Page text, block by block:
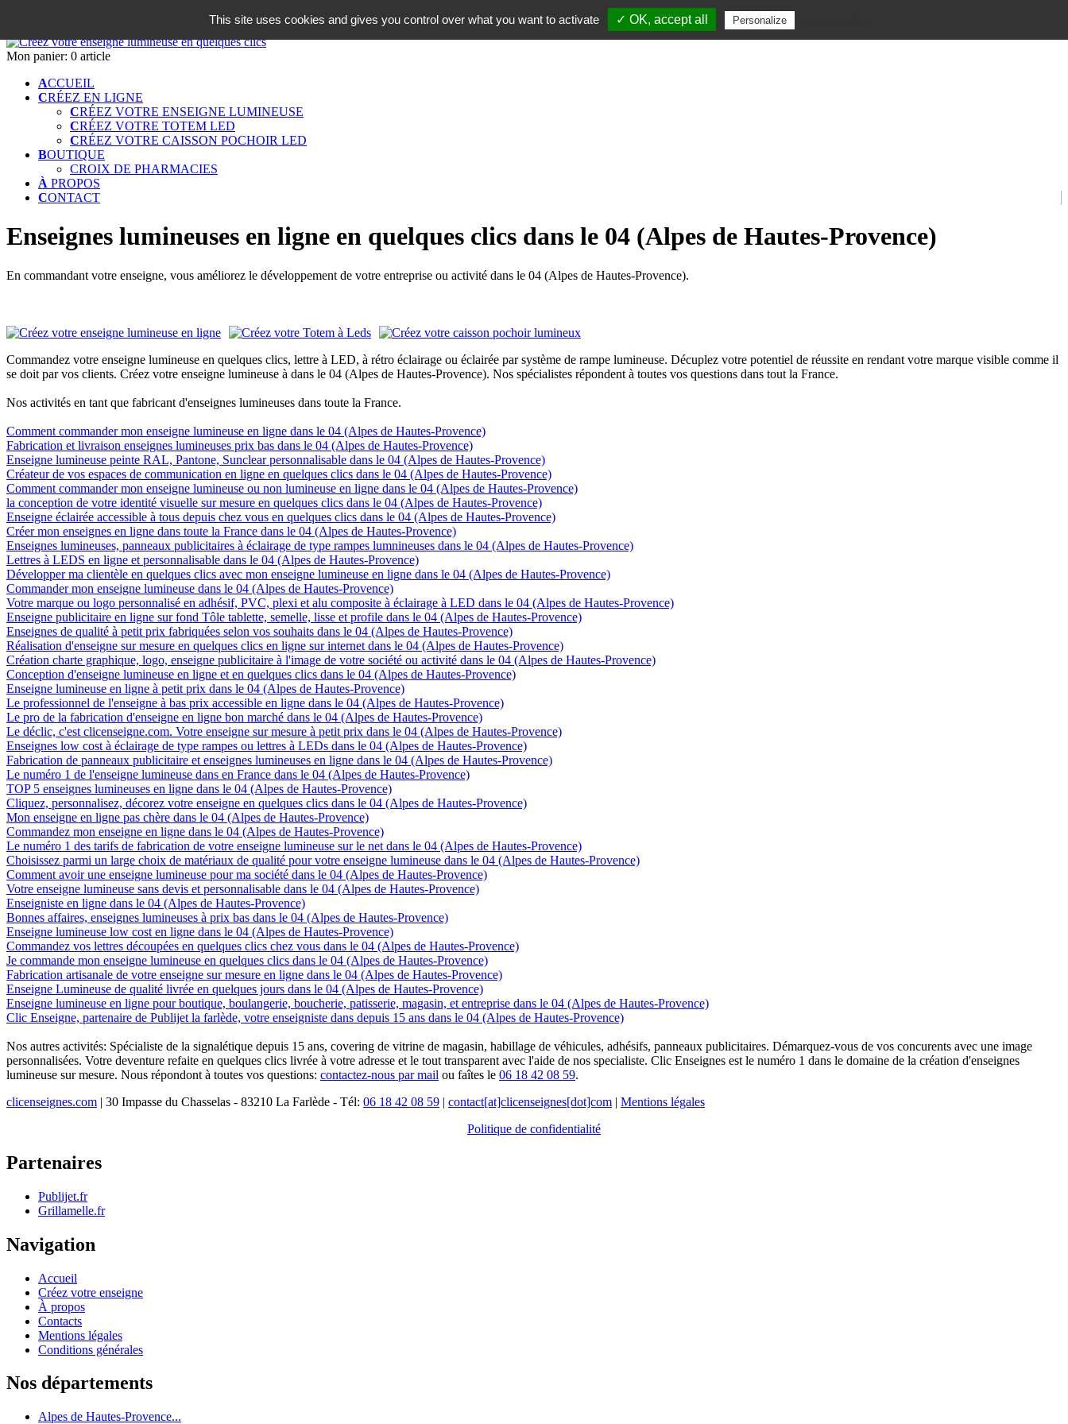
Mon panier: 0 article
ACCUEIL
CRÉEZ EN LIGNE
CRÉEZ VOTRE ENSEIGNE LUMINEUSE
CRÉEZ VOTRE TOTEM LED
CRÉEZ VOTRE CAISSON POCHOIR LED
BOUTIQUE
CROIX DE PHARMACIES
À PROPOS
CONTACT
Enseignes lumineuses en ligne en quelques clics dans le 04 (Alpes de Hautes-Provence)
En commandant votre enseigne, vous améliorez le développement de votre entreprise ou activité dans le 04 (Alpes de Hautes-Provence).
Commandez votre enseigne lumineuse en quelques clics, lettre à LED, à rétro éclairage ou éclairée par système de rampe lumineuse. Décuplez votre potentiel de réussite en rendant votre marque visible comme il
se doit par vos clients. Créez votre enseigne lumineuse à dans le 04 (Alpes de Hautes-Provence). Nos spécialistes répondent à toutes vos questions dans tout la France.
Nos activités en tant que fabricant d'enseignes lumineuses dans toute la France.
Comment commander mon enseigne lumineuse en ligne dans le 04 (Alpes de Hautes-Provence)
Fabrication et livraison enseignes lumineuses prix bas dans le 04 (Alpes de Hautes-Provence)
Enseigne lumineuse peinte RAL, Pantone, Sunclear personnalisable dans le 04 (Alpes de Hautes-Provence)
Créateur de vos espaces de communication en ligne en quelques clics dans le 04 (Alpes de Hautes-Provence)
Comment commander mon enseigne lumineuse ou non lumineuse en ligne dans le 04 (Alpes de Hautes-Provence)
la conception de votre identité visuelle sur mesure en quelques clics dans le 04 (Alpes de Hautes-Provence)
Enseigne éclairée accessible à tous depuis chez vous en quelques clics dans le 04 (Alpes de Hautes-Provence)
Créer mon enseignes en ligne dans toute la France dans le 04 (Alpes de Hautes-Provence)
Enseignes lumineuses, panneaux publicitaires à éclairage de type rampes lumnineuses dans le 04 (Alpes de Hautes-Provence)
Lettres à LEDS en ligne et personnalisable dans le 04 (Alpes de Hautes-Provence)
Développer ma clientèle en quelques clics avec mon enseigne lumineuse en ligne dans le 04 (Alpes de Hautes-Provence)
Commander mon enseigne lumineuse dans le 04 (Alpes de Hautes-Provence)
Votre marque ou logo personnalisé en adhésif, PVC, plexi et alu composite à éclairage à LED dans le 04 (Alpes de Hautes-Provence)
Enseigne publicitaire en ligne sur fond Tôle tablette, semelle, lisse et profile dans le 04 (Alpes de Hautes-Provence)
Enseignes de qualité à petit prix fabriquées selon vos souhaits dans le 04 (Alpes de Hautes-Provence)
Réalisation d'enseigne sur mesure en quelques clics en ligne sur internet dans le 04 (Alpes de Hautes-Provence)
Création charte graphique, logo, enseigne publicitaire à l'image de votre société ou activité dans le 04 (Alpes de Hautes-Provence)
Conception d'enseigne lumineuse en ligne et en quelques clics dans le 04 (Alpes de Hautes-Provence)
Enseigne lumineuse en ligne à petit prix dans le 04 (Alpes de Hautes-Provence)
Le professionnel de l'enseigne à bas prix accessible en ligne dans le 04 (Alpes de Hautes-Provence)
Le pro de la fabrication d'enseigne en ligne bon marché dans le 04 (Alpes de Hautes-Provence)
Le déclic, c'est clicenseigne.com. Votre enseigne sur mesure à petit prix dans le 04 (Alpes de Hautes-Provence)
Enseignes low cost à éclairage de type rampes ou lettres à LEDs dans le 04 (Alpes de Hautes-Provence)
Fabrication de panneaux publicitaire et enseignes lumineuses en ligne dans le 04 (Alpes de Hautes-Provence)
Le numéro 1 de l'enseigne lumineuse dans en France dans le 04 (Alpes de Hautes-Provence)
TOP 5 enseignes lumineuses en ligne dans le 04 (Alpes de Hautes-Provence)
Cliquez, personnalisez, décorez votre enseigne en quelques clics dans le 04 (Alpes de Hautes-Provence)
Mon enseigne en ligne pas chère dans le 04 (Alpes de Hautes-Provence)
Commandez mon enseigne en ligne dans le 04 (Alpes de Hautes-Provence)
Le numéro 1 des tarifs de fabrication de votre enseigne lumineuse sur le net dans le 04 (Alpes de Hautes-Provence)
Choisissez parmi un large choix de matériaux de qualité pour votre enseigne lumineuse dans le 04 (Alpes de Hautes-Provence)
Comment avoir une enseigne lumineuse pour ma société dans le 04 (Alpes de Hautes-Provence)
Votre enseigne lumineuse sans devis et personnalisable dans le 04 (Alpes de Hautes-Provence)
Enseigniste en ligne dans le 04 (Alpes de Hautes-Provence)
Bonnes affaires, enseignes lumineuses à prix bas dans le 04 (Alpes de Hautes-Provence)
Enseigne lumineuse low cost en ligne dans le 04 (Alpes de Hautes-Provence)
Commandez vos lettres découpées en quelques clics chez vous dans le 04 (Alpes de Hautes-Provence)
Je commande mon enseigne lumineuse en quelques clics dans le 04 (Alpes de Hautes-Provence)
Fabrication artisanale de votre enseigne sur mesure en ligne dans le 04 (Alpes de Hautes-Provence)
Enseigne Lumineuse de qualité livrée en quelques jours dans le 04 (Alpes de Hautes-Provence)
Enseigne lumineuse en ligne pour boutique, boulangerie, boucherie, patisserie, magasin, et entreprise dans le 04 (Alpes de Hautes-Provence)
Clic Enseigne, partenaire de Publijet la farlède, votre enseigniste dans depuis 15 ans dans le 04 (Alpes de Hautes-Provence)
Nos autres activités: Spécialiste de la signalétique depuis 15 ans, covering de vitrine de magasin, habillage de véhicules, adhésifs, panneaux publicitaires. Démarquez-vous de vos concurents avec une image
personnalisées. Votre deventure refaite en quelques clics livrée à votre adresse et le tout transparent avec l'aide de nos specialiste. Clic Enseignes est le numéro 1 dans le domaine de la création d'enseignes
lumineuse sur mesure. Nous répondont à toutes vos questions: contactez-nous par mail ou faîtes le 06 18 42 08 59.
clicenseignes.com | 30 Impasse du Chasselas - 83210 La Farlède - Tél: 06 18 42 08 59 | contact[at]clicenseignes[dot]com | Mentions légales
Politique de confidentialité
Partenaires
Publijet.fr
Grillamelle.fr
Navigation
Accueil
Créez votre enseigne
À propos
Contacts
Mentions légales
Conditions générales
Nos départements
Alpes de Hautes-Provence...
This site uses cookies and gives you control over what you want to activate ✓ OK, accept all Personalize